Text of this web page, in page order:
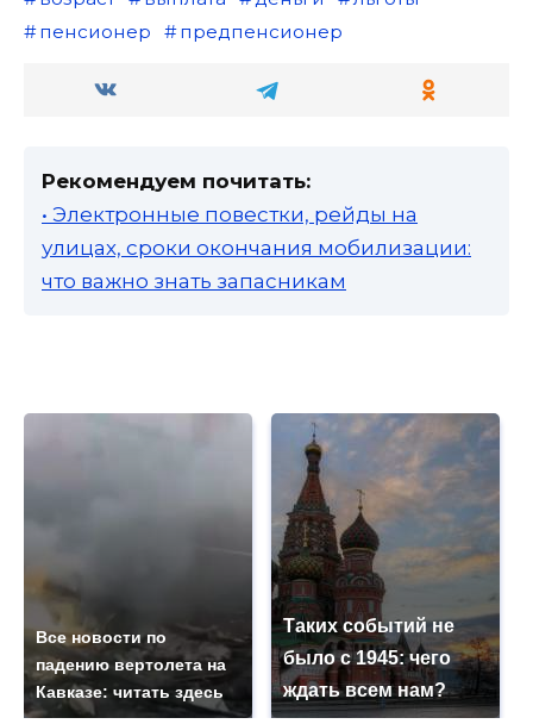
пенсионер
предпенсионер
Рекомендуем почитать:
• Электронные повестки, рейды на
улицах, сроки окончания мобилизации:
что важно знать запасникам
Все новости по
падению вертолета на
Кавказе: читать здесь
Таких событий не
было с 1945: чего
ждать всем нам?